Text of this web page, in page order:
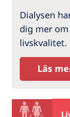
Dialysen
dig mer
livskvalitet.
Läs